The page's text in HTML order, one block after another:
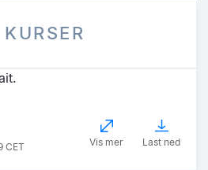
CET Vis mer Last ned